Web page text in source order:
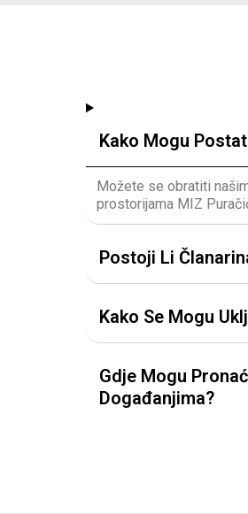
Kako Mogu
Možete se obratiti
prostorijama MIZ
Postoji Li
Kako Se Mogu
Gdje Mogu
Događanjima?